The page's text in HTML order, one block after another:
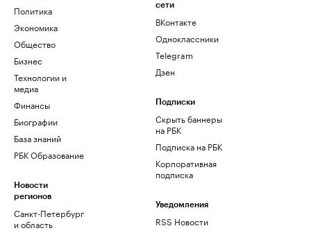
Политика
Экономика
Общество
Бизнес
Технологии и
медиа
Финансы
Биографии
База знаний
РБК Образование
Новости
регионов
Санкт-Петербург
и область
сети
ВКонтакте
Одноклассники
Telegram
Дзен
Подписки
Скрыть баннеры
на РБК
Подписка на РБК
Корпоративная
подписка
Уведомления
RSS Новости